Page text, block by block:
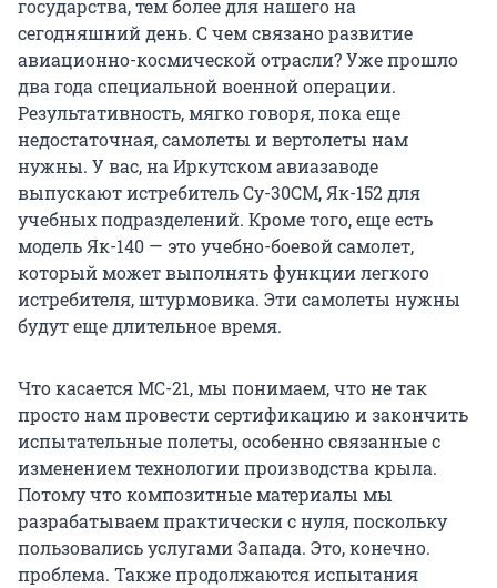
государства, тем более для нашего на
сегодняшний день. С чем связано развитие
авиационно-космической отрасли? Уже прошло
два года специальной военной операции.
Результативность, мягко говоря, пока еще
недостаточная, самолеты и вертолеты нам
нужны. У вас, на Иркутском авиазаводе
выпускают истребитель Су-30СМ, Як-152 для
учебных подразделений. Кроме того, еще есть
модель Як-140 — это учебно-боевой самолет,
который может выполнять функции легкого
истребителя, штурмовика. Эти самолеты нужны
будут еще длительное время.
Что касается МС-21, мы понимаем, что не так
просто нам провести сертификацию и закончить
испытательные полеты, особенно связанные с
изменением технологии производства крыла.
Потому что композитные материалы мы
разрабатываем практически с нуля, поскольку
пользовались услугами Запада. Это, конечно.
проблема. Также продолжаются испытания